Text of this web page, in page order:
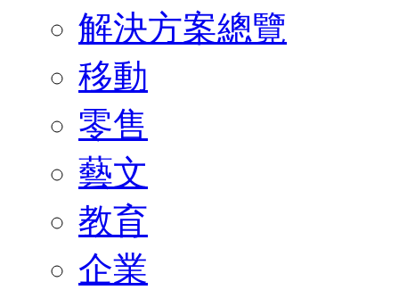
解決方案總覽
移動
零售
藝文
教育
企業